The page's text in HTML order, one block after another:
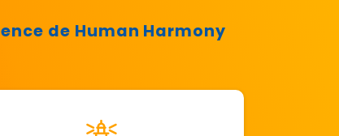
de Human Harmony